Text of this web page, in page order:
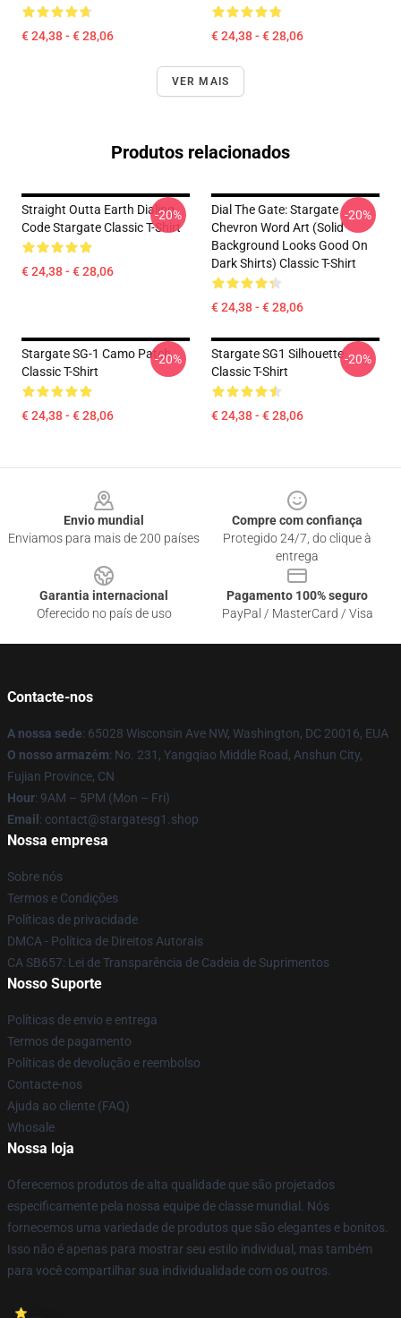
€ 24,38 - € 28,06 € 24,38 - € 28,06
VER MAIS
Produtos relacionados
Straight Outta Earth Dialing
Code Stargate Classic T-Shirt
€ 24,38 - € 28,06
-20%
Dial The Gate: Stargate
Chevron Word Art (solid
Background Looks Good On
Dark Shirts) Classic T-Shirt
€ 24,38 - € 28,06
-20%
Stargate SG-1 Camo Patch
Classic T-Shirt
€ 24,38 - € 28,06
-20%
Stargate SG1 Silhouette
Classic T-Shirt
€ 24,38 - € 28,06
-20%
Envio mundial
Enviamos para mais de 200 países
Compre com confiança
Protegido 24/7, do clique à
entrega
Garantia internacional
Oferecido no país de uso
Pagamento 100% seguro
PayPal / MasterCard / Visa
Contacte-nos
A nossa sede: 65028 Wisconsin Ave NW, Washington, DC 20016, EUA
O nosso armazém: No. 231, Yangqiao Middle Road, Anshun City,
Fujian Province, CN
Hour: 9AM – 5PM (Mon – Fri)
Email : contact@stargatesg1.shop
Nossa empresa
Sobre nós
Termos e Condições
Políticas de privacidade
DMCA - Política de Direitos Autorais
CA SB657: Lei de Transparência de Cadeia de Suprimentos
Nosso Suporte
Políticas de envio e entrega
Termos de pagamento
Políticas de devolução e reembolso
Contacte-nos
Ajuda ao cliente (FAQ)
Whosale
Nossa loja
Oferecemos produtos de alta qualidade que são projetados
especificamente pela nossa equipe de classe mundial. Nós
fornecemos uma variedade de produtos que são elegantes e bonitos.
Isso não é apenas para mostrar seu estilo individual, mas também
para você compartilhar sua individualidade com os outros.